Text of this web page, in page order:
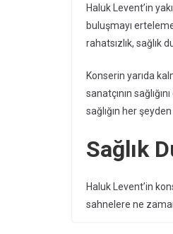
Haluk Levent’in
buluşmayı
rahatsızlık,
Konserin yarıda
sanatçının
sağlığın her
Sağlık
Haluk Levent’in
sahnelere ne